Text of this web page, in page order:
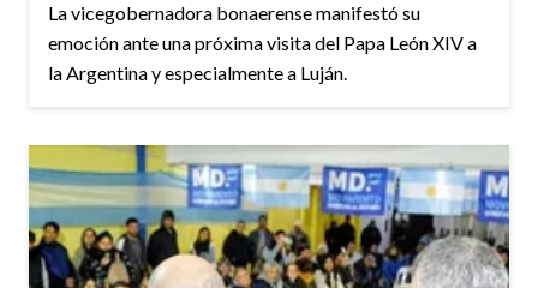
La vicegobernadora bonaerense manifestó su
emoción ante una próxima visita del Papa León XIV a
la Argentina y especialmente a Luján.